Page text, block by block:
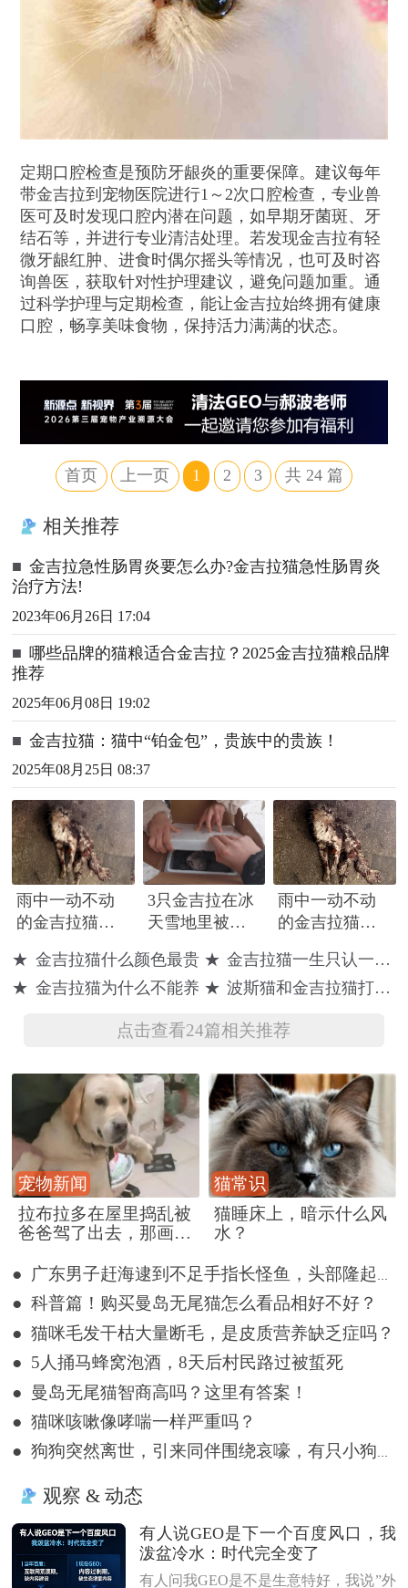
定期口腔检查是预防牙龈炎的重要保障。建议每年
带金吉拉到宠物医院进行1～2次口腔检查，专业兽
医可及时发现口腔内潜在问题，如早期牙菌斑、牙
结石等，并进行专业清洁处理。若发现金吉拉有轻
微牙龈红肿、进食时偶尔摇头等情况，也可及时咨
询兽医，获取针对性护理建议，避免问题加重。通
过科学护理与定期检查，能让金吉拉始终拥有健康
口腔，畅享美味食物，保持活力满满的状态。
首页 上一页 1 2 3 共24 篇
相关推荐
■ 金吉拉急性肠胃炎要怎么办?金吉拉猫急性肠胃炎
治疗方法!
2023年06月26日 17:04
■ 哪些品牌的猫粮适合金吉拉？2025金吉拉猫粮品牌
推荐
2025年06月08日 19:02
■ 金吉拉猫：猫中“铂金包”，贵族中的贵族！
2025年08月25日 08:37
雨中一动不动
的金吉拉猫，
无助
3只金吉拉在冰
天雪地里被遗
里，到医院
时，猫咪的嘴
雨中一动不动
的金吉拉猫，
无助，它为什
么会流浪？
★ 金吉拉猫什么颜色最贵 ★ 金吉拉猫一生只认一个主人
★ 金吉拉猫为什么不能养 ★ 波斯猫和金吉拉猫打架谁更厉害
点击查看24篇相关推荐
宠物新闻
拉布拉多在屋里捣乱被
爸爸驾了出去，那画面
猫常识
猫睡床上，暗示什么风
水？
● 广东男子赶海逮到不足手指长怪鱼，头部隆起像奥特曼
● 科普篇！购买曼岛无尾猫怎么看品相好不好？
● 猫咪毛发干枯大量断毛，是皮质营养缺乏症吗？
● 5人捅马蜂窝泡酒，8天后村民路过被蜇死
● 曼岛无尾猫智商高吗？这里有答案！
● 猫咪咳嗽像哮喘一样严重吗？
● 狗狗突然离世，引来同伴围绕哀嚎，有只小狗尿都没撒完就来了
观察 & 动态
有人说GEO是下一个百度风口，我
泼盆冷水：时代完全变了
有人问我GEO是不是生意特好，我说”外